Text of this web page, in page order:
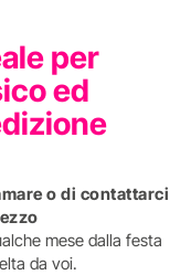
per
ed
o di contattarci
mese dalla festa
da voi.